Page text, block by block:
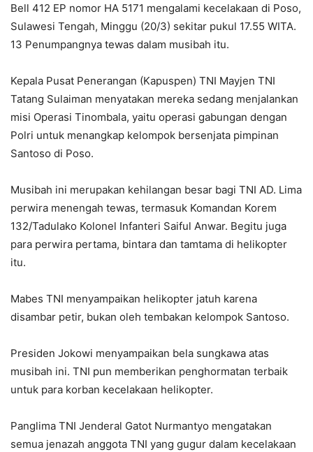
Bell 412 EP nomor HA 5171 mengalami kecelakaan di Poso,
Sulawesi Tengah, Minggu (20/3) sekitar pukul 17.55 WITA.
13 Penumpangnya tewas dalam musibah itu.
Kepala Pusat Penerangan (Kapuspen) TNI Mayjen TNI
Tatang Sulaiman menyatakan mereka sedang menjalankan
misi Operasi Tinombala, yaitu operasi gabungan dengan
Polri untuk menangkap kelompok bersenjata pimpinan
Santoso di Poso.
Musibah ini merupakan kehilangan besar bagi TNI AD. Lima
perwira menengah tewas, termasuk Komandan Korem
132/Tadulako Kolonel Infanteri Saiful Anwar. Begitu juga
para perwira pertama, bintara dan tamtama di helikopter
itu.
Mabes TNI menyampaikan helikopter jatuh karena
disambar petir, bukan oleh tembakan kelompok Santoso.
Presiden Jokowi menyampaikan bela sungkawa atas
musibah ini. TNI pun memberikan penghormatan terbaik
untuk para korban kecelakaan helikopter.
Panglima TNI Jenderal Gatot Nurmantyo mengatakan
semua jenazah anggota TNI yang gugur dalam kecelakaan